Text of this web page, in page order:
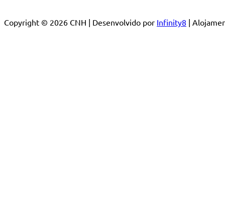
Copyright © 2026 CNH | Desenvolvido por Infinity8 |